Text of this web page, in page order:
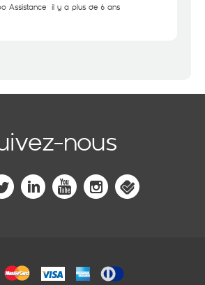
Assistance il y a plus de 6 ans
nous